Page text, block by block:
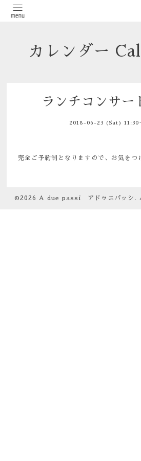
カレンダー
ランチコンサー
2018-06-23 (Sat) 11:30
完全ご予約制となりますので、お気をつ
©2026 A due passi アドゥエパッシ .